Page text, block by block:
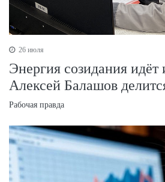
26 июля
Энергия созидания идёт
Алексей Балашов
Рабочая правда